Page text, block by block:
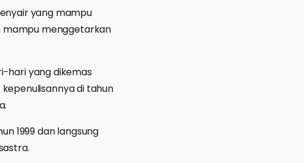
yang mampu
mampu menggetarkan
hari yang dikemas
di tahun
1999 dan langsung